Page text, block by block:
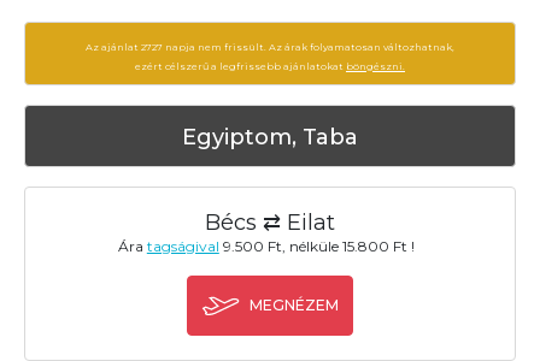
Az ajánlat 2727 napja nem frissült. Az árak folyamatosan változhatnak,
ezért célszerű a legfrissebb ajánlatokat böngészni.
Egyiptom, Taba
Bécs ⇄ Eilat
Ára tagságival 9.500 Ft, nélküle 15.800 Ft !
MEGNÉZEM